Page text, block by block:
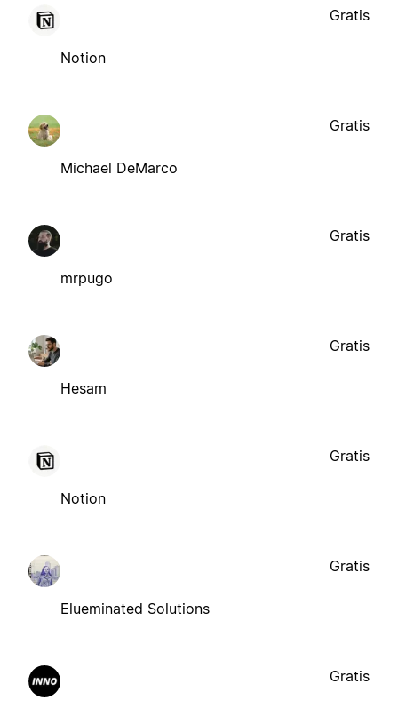
Notion
Gratis
Michael DeMarco
Gratis
mrpugo
Gratis
Hesam
Gratis
Notion
Gratis
Elueminated Solutions
Gratis
Gratis